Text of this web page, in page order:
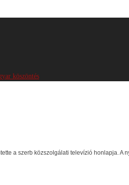
köszöntés
a szerb közszolgálati televízió honlapja. A